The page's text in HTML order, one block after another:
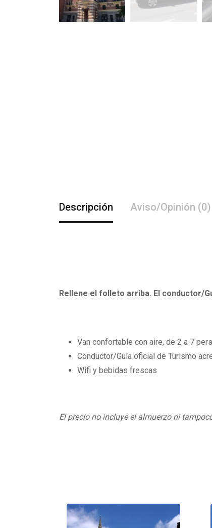
Descripción Aviso/Opinión (0)
Rellene el folleto arriba. El conductor/
Van confortable con aire, de 2 a 7 pers
Conductor/Guía oficial de Turismo
Wifi y bebidas frescas
El precio no incluye el almuerzo ni